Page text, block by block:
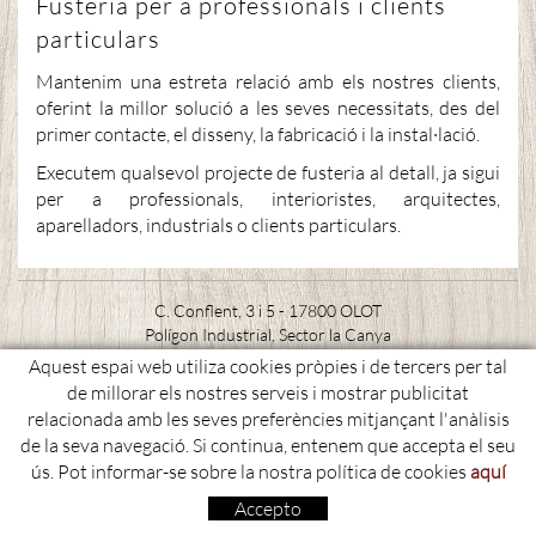
particulars
Mantenim una estreta relació amb els nostres clients,
oferint la millor solució a les seves necessitats, des del
primer contacte, el disseny, la fabricació i la instal·lació.
Executem qualsevol projecte de fusteria al detall, ja sigui
per a professionals, interioristes, arquitectes,
aparelladors, industrials o clients particulars.
C. Conflent, 3 i 5 - 17800 OLOT
Polígon Industrial, Sector la Canya
972 27 10 25 - 608 43 46 59
fusteria@albertpuigvert.com
Política de cookies Condicions d'ús Avís legal
Aquest espai web utiliza cookies pròpies i de tercers per tal
de millorar els nostres serveis i mostrar publicitat
relacionada amb les seves preferències mitjançant l'anàlisis
de la seva navegació. Si continua, entenem que accepta el seu
ús. Pot informar-se sobre la nostra política de cookies aquí
Accepto